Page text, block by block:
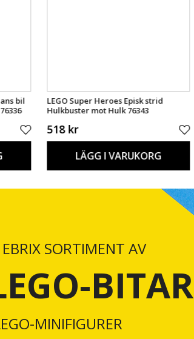
bil
LEGO Super Heroes Episk strid
Hulkbuster mot Hulk 76343
518 kr
LÄGG I VARUKORG
SORTIMENT AV
BITAR
MINIFIGURER